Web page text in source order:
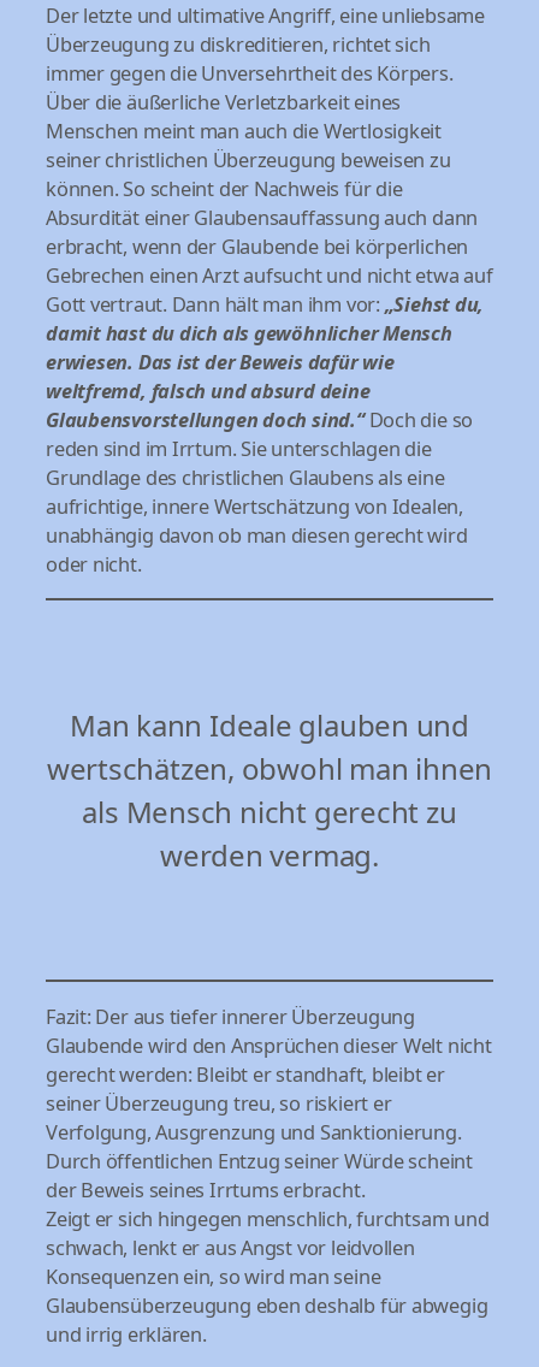
Der letzte und ultimative Angriff, eine unliebsame
Überzeugung zu diskreditieren, richtet sich
immer gegen die Unversehrtheit des Körpers.
Über die äußerliche Verletzbarkeit eines
Menschen meint man auch die Wertlosigkeit
seiner christlichen Überzeugung beweisen zu
können. So scheint der Nachweis für die
Absurdität einer Glaubensauffassung auch dann
erbracht, wenn der Glaubende bei körperlichen
Gebrechen einen Arzt aufsucht und nicht etwa auf
Gott vertraut. Dann hält man ihm vor: „Siehst du,
damit hast du dich als gewöhnlicher Mensch
erwiesen. Das ist der Beweis dafür wie
weltfremd, falsch und absurd deine
Glaubensvorstellungen doch sind.“Doch die so
reden sind im Irrtum. Sie unterschlagen die
Grundlage des christlichen Glaubens als eine
aufrichtige, innere Wertschätzung von Idealen,
unabhängig davon ob man diesen gerecht wird
oder nicht.
Man kann Ideale glauben und
wertschätzen, obwohl man ihnen
als Mensch nicht gerecht zu
werden vermag.
Fazit: Der aus tiefer innerer Überzeugung
Glaubende wird den Ansprüchen dieser Welt nicht
gerecht werden: Bleibt er standhaft, bleibt er
seiner Überzeugung treu, so riskiert er
Verfolgung, Ausgrenzung und Sanktionierung.
Durch öffentlichen Entzug seiner Würde scheint
der Beweis seines Irrtums erbracht.
Zeigt er sich hingegen menschlich, furchtsam und
schwach, lenkt er aus Angst vor leidvollen
Konsequenzen ein, so wird man seine
Glaubensüberzeugung eben deshalb für abwegig
und irrig erklären.